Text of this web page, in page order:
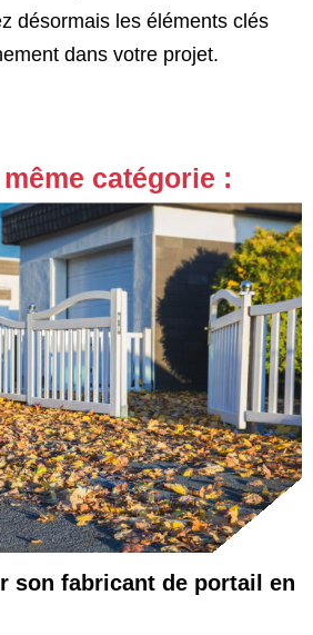
désormais les éléments clés
dans votre projet.
catégorie :
son fabricant de portail en